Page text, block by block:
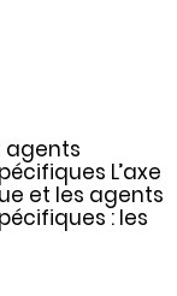
agents
L’axe
et les agents
: les